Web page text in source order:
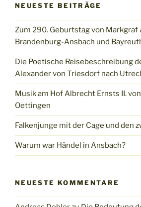
NEUESTE BEITRÄGE
Zum 290. Geburtstag von Markgraf
Brandenburg-Ansbach und
Die Poetische Reisebeschreibung
Alexander von Triesdorf nach
Musik am Hof Albrecht Ernsts II.
Oettingen
Falkenjunge mit der Cage und den
Warum war Händel in Ansbach?
NEUESTE KOMMENTARE